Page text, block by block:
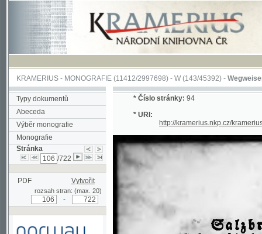
KRAMERIUS-MONOGRAFIE(11412/2997698) -W (143/45392)-Wegweiser durch
Typy dokumentů
Abeceda
Výběr monografie
Monografie
Stránka
/722
PDF Vytvořit
rozsah stran: (max. 20)
http://kramerius.nkp.cz/kramerius/